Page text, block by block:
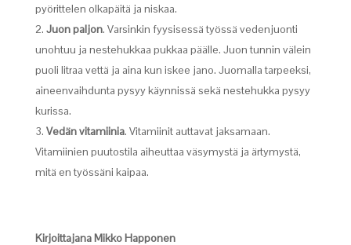
pyörittelen olkapäitä ja niskaa.
Juon paljon. Varsinkin fyysisessä työssä vedenjuonti
unohtuu ja nestehukkaa pukkaa päälle. Juon tunnin välein
puoli litraa vettä ja aina kun iskee jano. Juomalla tarpeeksi,
aineenvaihdunta pysyy käynnissä sekä nestehukka pysyy
kurissa.
Vedän vitamiinia. Vitamiinit auttavat jaksamaan.
Vitamiinien puutostila aiheuttaa väsymystä ja ärtymystä,
mitä en työssäni kaipaa.
Kirjoittajana Mikko Happonen